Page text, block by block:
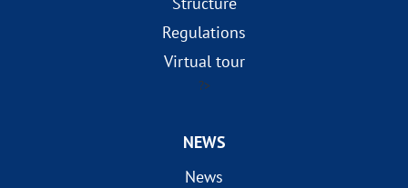
Regulations
Virtual tour
?>
NEWS
News